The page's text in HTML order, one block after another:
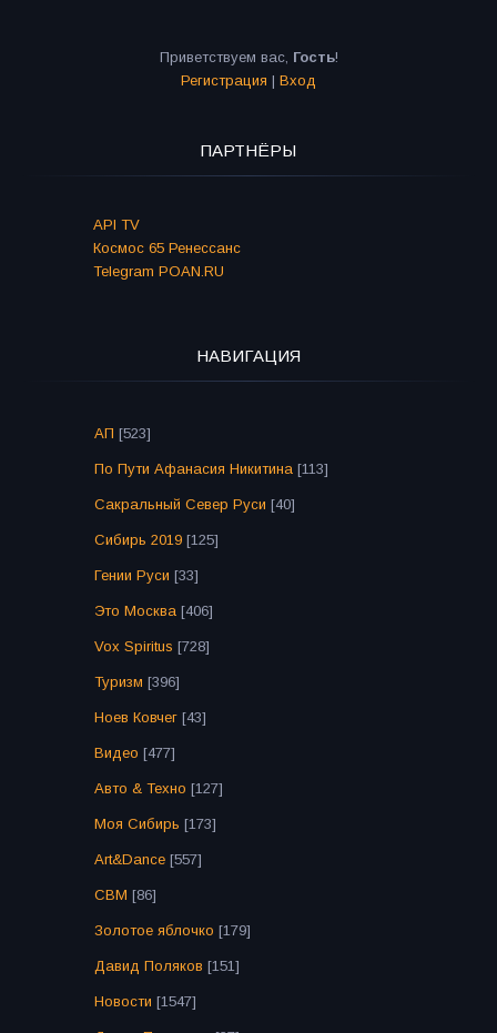
Приветствуем вас, Гость!
Регистрация | Вход
ПАРТНЁРЫ
API TV
Космос 65 Ренессанс
Telegram POAN.RU
НАВИГАЦИЯ
АП [523]
По Пути Афанасия Никитина [113]
Сакральный Север Руси [40]
Сибирь 2019 [125]
Гении Руси [33]
Это Москва [406]
Vox Spiritus [728]
Туризм [396]
Ноев Ковчег [43]
Видео [477]
Авто & Техно [127]
Моя Сибирь [173]
Art&Dance [557]
СВМ [86]
Золотое яблочко [179]
Давид Поляков [151]
Новости [1547]